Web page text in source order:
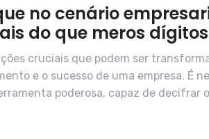
no cenário
do que meros
cruciais que podem ser
e o sucesso de uma empresa. É
poderosa, capaz de